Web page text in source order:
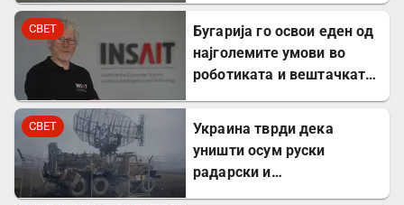
СВЕТ
Бугарија го освои еден од
најголемите умови во
роботиката и вештачката
СВЕТ
Украина тврди дека
уништи осум руски
радарски и